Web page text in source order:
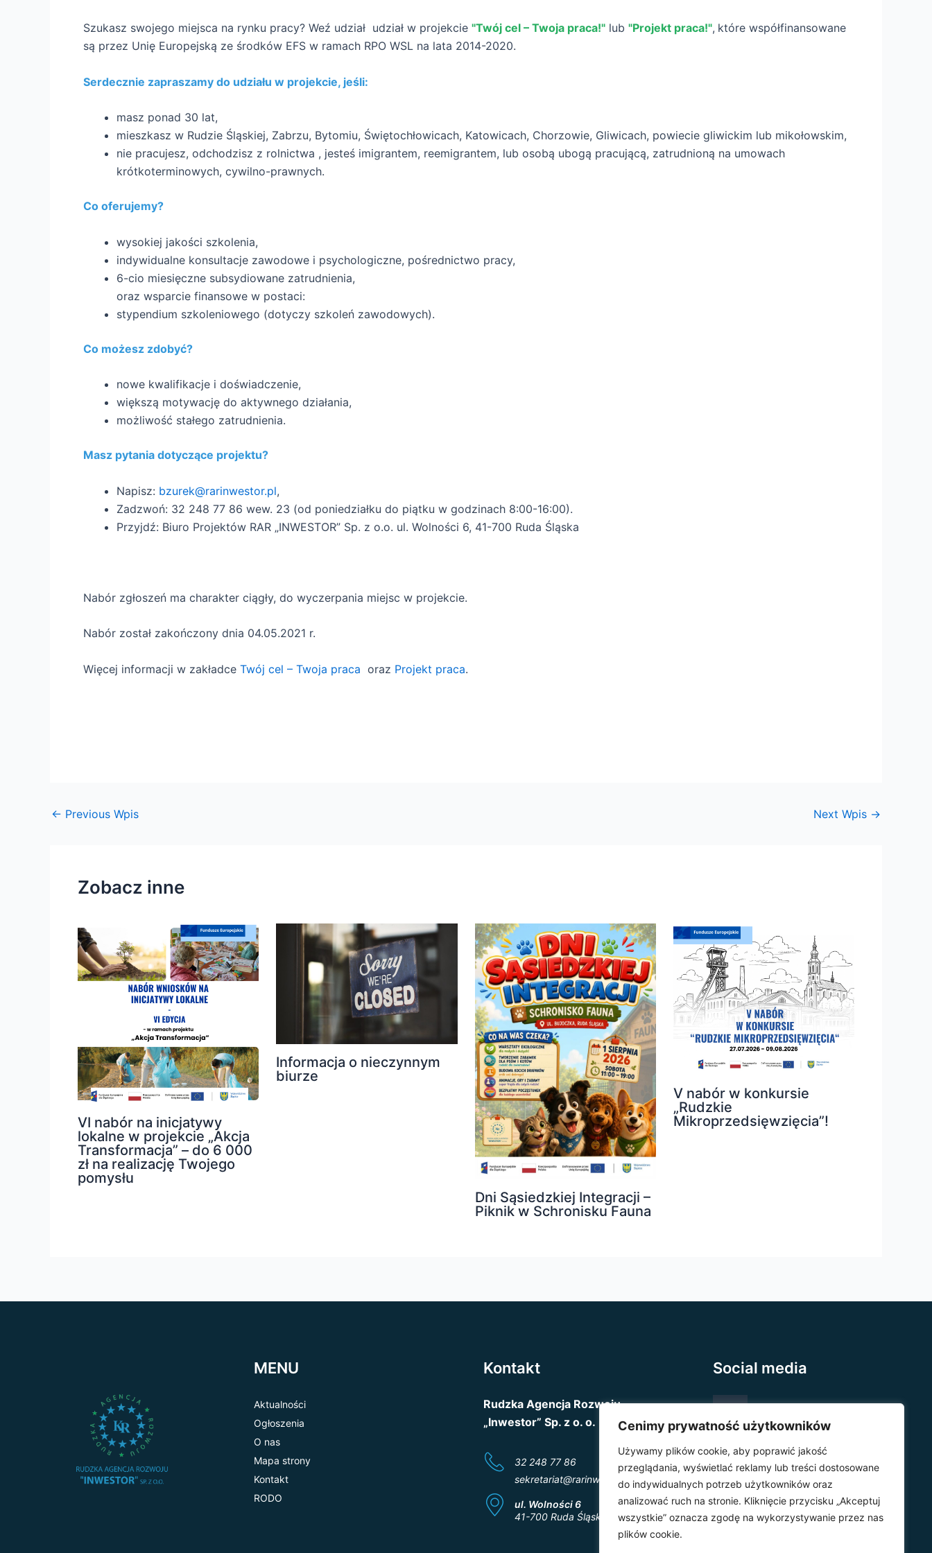
Cenimy prywatność użytkowników
Używamy plików cookie, aby poprawić jakość
przeglądania, wyświetlać reklamy lub treści dostosowane
do indywidualnych potrzeb użytkowników oraz
analizować ruch na stronie. Kliknięcie przycisku „Akceptuj
wszystkie” oznacza zgodę na wykorzystywanie przez nas
plików cookie.
Szukasz swojego miejsca na rynku pracy? Weź udział udział w projekcie "Twój cel – Twoja praca!" lub "Projekt praca!", które współfinansowane
są przez Unię Europejską ze środków EFS w ramach RPO WSL na lata 2014-2020.
Serdecznie zapraszamy do udziału w projekcie, jeśli:
masz ponad 30 lat,
mieszkasz w Rudzie Śląskiej, Zabrzu, Bytomiu, Świętochłowicach, Katowicach, Chorzowie, Gliwicach, powiecie gliwickim lub mikołowskim,
nie pracujesz, odchodzisz z rolnictwa , jesteś imigrantem, reemigrantem, lub osobą ubogą pracującą, zatrudnioną na umowach
krótkoterminowych, cywilno-prawnych.
Co oferujemy?
wysokiej jakości szkolenia,
indywidualne konsultacje zawodowe i psychologiczne, pośrednictwo pracy,
6-cio miesięczne subsydiowane zatrudnienia,
oraz wsparcie finansowe w postaci:
stypendium szkoleniowego (dotyczy szkoleń zawodowych).
Co możesz zdobyć?
nowe kwalifikacje i doświadczenie,
większą motywację do aktywnego działania,
możliwość stałego zatrudnienia.
Masz pytania dotyczące projektu?
Napisz: bzurek@rarinwestor.pl,
Zadzwoń: 32 248 77 86 wew. 23 (od poniedziałku do piątku w godzinach 8:00-16:00).
Przyjdź: Biuro Projektów RAR „INWESTOR” Sp. z o.o. ul. Wolności 6, 41-700 Ruda Śląska
Nabór zgłoszeń ma charakter ciągły, do wyczerpania miejsc w projekcie.
Nabór został zakończony dnia 04.05.2021 r.
Więcej informacji w zakładce Twój cel – Twoja praca oraz Projekt praca.
← Previous Wpis Next Wpis →
Zobacz inne
VI nabór na inicjatywy
lokalne w projekcie „Akcja
Transformacja” – do 6 000
zł na realizację Twojego
pomysłu
Informacja o nieczynnym
biurze
Dni Sąsiedzkiej Integracji –
Piknik w Schronisku Fauna
V nabór w konkursie
„Rudzkie
Mikroprzedsięwzięcia”!
MENU
Aktualności
Ogłoszenia
O nas
Mapa strony
Kontakt
RODO
Kontakt
Rudzka Agencja Rozwoju
„Inwestor” Sp. z o. o.
32 248 77 86
sekretariat@rarinwestor.pl
ul. Wolności 6
41-700 Ruda Śląska
Social media